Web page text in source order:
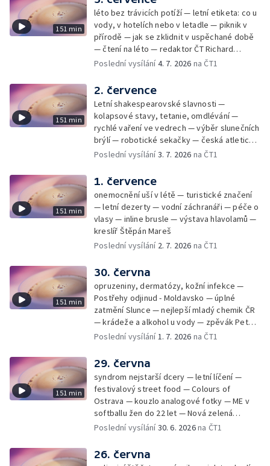
151 min
léto bez trávicích potíží — letní etiketa: co u
vody, v hotelích nebo v letadle — piknik v
přírodě — jak se zklidnit v uspěchané době
— čtení na léto — redaktor ČT Richard
Samko
Poslední vysílání4. 7. 2026 na ČT1
151 min
2. července
Letní shakespearovské slavnosti —
kolapsové stavy, tetanie, omdlévání —
rychlé vaření ve vedrech — výběr slunečních
brýlí — robotické sekačky — česká atletická
rekordmanka — psí seriál: výmarský
Poslední vysílání3. 7. 2026 na ČT1
151 min
1. července
onemocnění uší v létě — turistické značení
— letní dezerty — vodní záchranáři — péče o
vlasy — inline brusle — výstava hlavolamů —
kreslíř Štěpán Mareš
Poslední vysílání 2. 7. 2026 na ČT1
151 min
30. června
opruzeniny, dermatózy, kožní infekce —
Postřehy odjinud - Moldavsko — úplné
zatmění Slunce — nejlepší mladý chemik ČR
— krádeže a alkohol u vody — zpěvák Peter
Cmorik
Poslední vysílání1. 7. 2026 na ČT1
151 min
29. června
syndrom nejstarší dcery — letní líčení —
festivalový street food — Colours of
Ostrava — kouzlo analogové fotky — ME v
softballu žen do 22 let — Nová zelená
úsporám — Global Teacher Prize Czech
Poslední vysílání30. 6. 2026na ČT1
26. června